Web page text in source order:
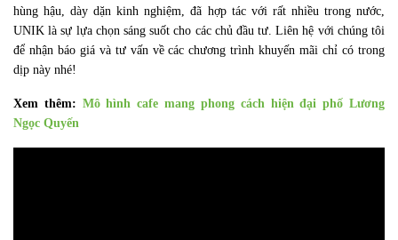
hùng hậu, dày dặn kinh nghiệm, đã hợp tác với rất nhiều trong nước,
UNIK là sự lựa chọn sáng suốt cho các chủ đầu tư. Liên hệ với chúng tôi
để nhận báo giá và tư vấn về các chương trình khuyến mãi chỉ có trong
dịp này nhé!
Xem thêm: Mô hình cafe mang phong cách hiện đại phố Lương
Ngọc Quyến